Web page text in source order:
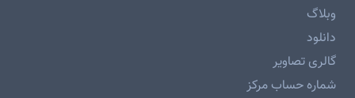
وبلاگ
دانلود
گالری تصاویر
شماره حساب مرکز